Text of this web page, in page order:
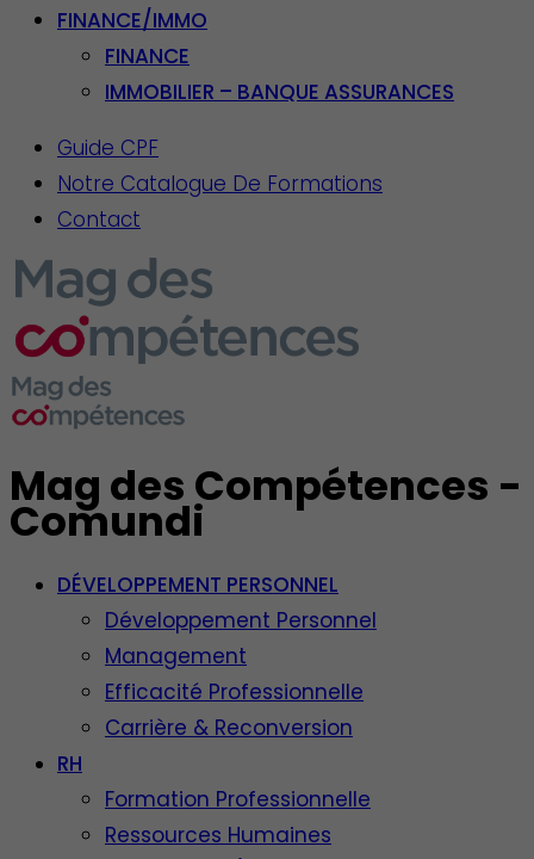
FINANCE/IMMO
FINANCE
IMMOBILIER – BANQUE ASSURANCES
Guide CPF
Notre Catalogue De Formations
Contact
Mag des Compétences -
Comundi
DÉVELOPPEMENT PERSONNEL
Développement Personnel
Management
Efficacité Professionnelle
Carrière & Reconversion
RH
Formation Professionnelle
Ressources Humaines